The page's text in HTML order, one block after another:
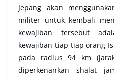
Jepang akan
militer untuk kembali
kewajiban tersebut
kewajiban tiap-tiap orang
pada radius 94 km
diperkenankan shalat